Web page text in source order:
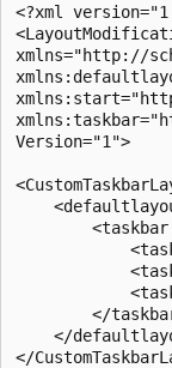
<?xml
xmlns="http://
Version="1">
</
</
</